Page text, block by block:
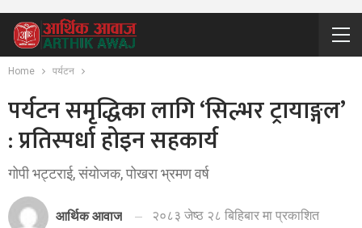
Home पर्यटन
पर्यटन समृद्धिका लागि ‘सिल्भर ट्रायाङ्गल’
: प्रतिस्पर्धा होइन सहकार्य
गोपी भट्टराई, संयोजक, पोखरा भ्रमण वर्ष
आर्थिक आवाज २०८३ जेष्ठ २८ बिहिबार मा प्रकाशित